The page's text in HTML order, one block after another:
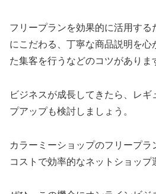
フリープランを効果的に活用す
にこだわる、丁寧な商品説明を心
た集客を行うなどのコツがありま
ビジネスが成長してきたら、レギ
プアップも検討しましょう。
カラーミーショップのフリープ
コストで効率的なネットショップ